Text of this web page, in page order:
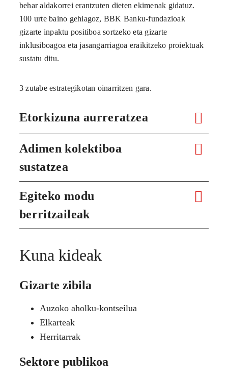
behar aldakorrei erantzuten dieten ekimenak gidatuz.
100 urte baino gehiagoz, BBK Banku-fundazioak
gizarte inpaktu positiboa sortzeko eta gizarte
inklusiboagoa eta jasangarriagoa eraikitzeko proiektuak
sustatu ditu.
3 zutabe estrategikotan oinarritzen gara.
Etorkizuna aurreratzea
Adimen kolektiboa
sustatzea
Egiteko modu
berritzaileak
Kuna kideak
Gizarte zibila
Auzoko aholku-kontseilua
Elkarteak
Herritarrak
Sektore publikoa